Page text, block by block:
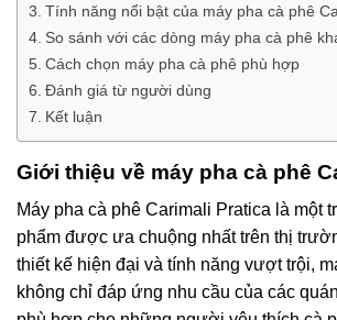
Tính năng nổi bật của máy pha cà phê
So sánh với các dòng máy pha cà phê
Cách chọn máy pha cà phê phù hợp
Đánh giá từ người dùng
Kết luận
Giới thiệu về máy pha cà phê
Máy pha cà phê Carimali Pratica là một
phẩm được ưa chuộng nhất trên thị
thiết kế hiện đại và tính năng vượt trội,
không chỉ đáp ứng nhu cầu của các